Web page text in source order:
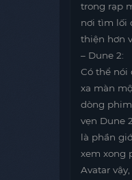
trong rạp
nơi tìm lối
thiện hơn
– Dune 2:
Có thể nói
xa màn
dòng
vẹn Dune
là phần
xem xong
Avatar